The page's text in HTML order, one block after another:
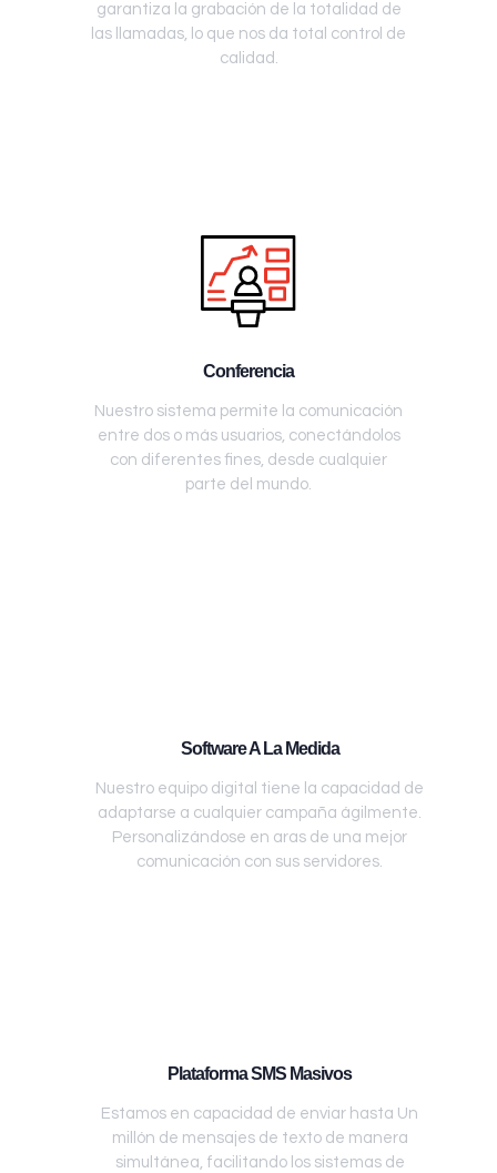
garantiza la grabación de la totalidad de
las llamadas, lo que nos da total control de
calidad.
Conferencia
Nuestro sistema permite la comunicación
entre dos o más usuarios, conectándolos
con diferentes fines, desde cualquier
parte del mundo.
Software A La Medida
Nuestro equipo digital tiene la capacidad de
adaptarse a cualquier campaña ágilmente.
Personalizándose en aras de una mejor
comunicación con sus servidores.
Plataforma SMS Masivos
Estamos en capacidad de enviar hasta Un
millón de mensajes de texto de manera
simultánea, facilitando los sistemas de